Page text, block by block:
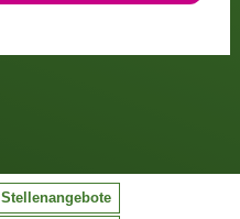
Stellenangebote